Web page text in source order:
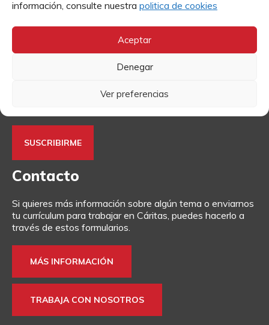
información, consulte nuestra politica de cookies
Aceptar
Denegar
Ver preferencias
Te mandamos toda la actualidad de Cáritas a tu correo
He leído y acepto elAviso Legalyla Política de Privacidad
Contacto
Si quieres más información sobre algún tema o enviarnos
tu currículum para trabajar en Cáritas, puedes hacerlo a
través de estos formularios.
MÁS INFORMACIÓN
TRABAJA CON NOSOTROS